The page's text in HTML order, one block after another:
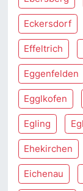
Eckersdorf
Effeltrich
Eggenfelden
Egglkofen
Egling
Ehekirchen
Eichenau